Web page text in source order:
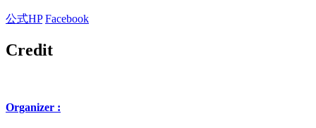
公式HP Facebook
Credit
Organizer :